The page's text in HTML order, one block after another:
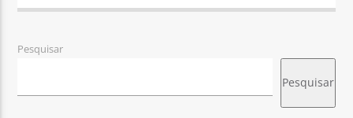
Pesquisar
Pesquisar